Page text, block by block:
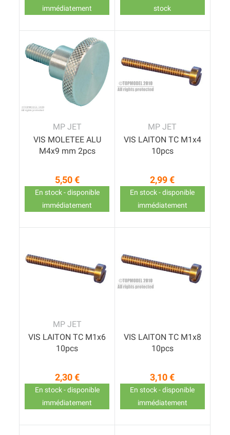
immédiatement
stock
MP JET
VIS MOLETEE ALU
M4x9 mm 2pcs
Prix
5,50 €
En stock - disponible
immédiatement
MP JET
VIS LAITON TC M1x4
10pcs
Prix
2,99 €
En stock - disponible
immédiatement
MP JET
VIS LAITON TC M1x6
10pcs
Prix
2,30 €
En stock - disponible
immédiatement
VIS LAITON TC M1x8
10pcs
Prix
3,10 €
En stock - disponible
immédiatement